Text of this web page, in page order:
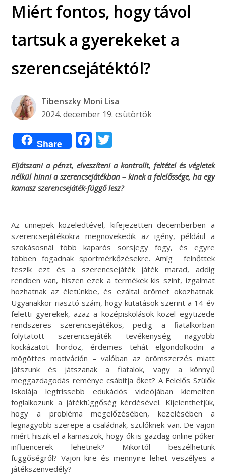
Miért fontos, hogy távol
tartsuk a gyerekeket a
szerencsejátéktól?
Tibenszky Moni Lisa
2024. december 19. csütörtök
Share Facebook
Eljátszani a pénzt, elveszíteni a kontrollt, feltétel és végletek
nélkül hinni a szerencsejátékban – kinek a felelőssége, ha egy
kamasz szerencsejáték-függő lesz?
Az ünnepek közeledtével, kifejezetten decemberben a
szerencsejátékokra megnövekedik az igény, például a
szokásosnál több kaparós sorsjegy fogy, és egyre
többen fogadnak sportmérkőzésekre. Amíg felnőttek
teszik ezt és a szerencsejáték játék marad, addig
rendben van, hiszen ezek a termékek kis színt, izgalmat
hozhatnak az életünkbe, és ezáltal örömet okozhatnak.
Ugyanakkor riasztó szám, hogy kutatások szerint a 14 év
feletti gyerekek, azaz a középiskolások közel egytizede
rendszeres szerencsejátékos, pedig a fiatalkorban
folytatott szerencsejáték tevékenység nagyobb
kockázatot hordoz, érdemes tehát elgondolkodni a
mögöttes motiváción – valóban az örömszerzés miatt
játszunk és játszanak a fiatalok, vagy a könnyű
meggazdagodás reménye csábítja őket? A Felelős Szülők
Iskolája legfrissebb edukációs videójában kiemelten
foglalkozunk a játékfüggőség kérdésével. Kijelenthetjük,
hogy a probléma megelőzésében, kezelésében a
legnagyobb szerepe a családnak, szülőknek van. De vajon
miért hiszik el a kamaszok, hogy ők is gazdag online póker
influencerek lehetnek? Mikortól beszélhetünk
függőségről? Vajon kire és mennyire lehet veszélyes a
játékszenvedély?